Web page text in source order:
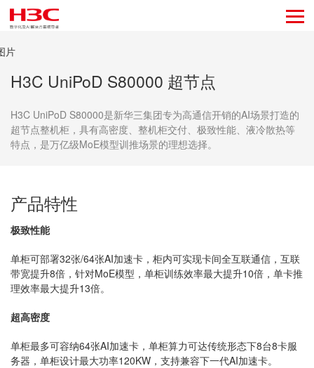
H3C UniPoD S80000 超节点
H3C UniPoD S80000是新华三集团专为高通信开销的AI场景打造的
超节点整机柜，具有高密度、整机柜交付、极致性能、液冷散热等
特点，是万亿级MoE模型训推场景的理想选择。
产品特性
极致性能
单柜可部署32张/64张AI加速卡，柜内可实现卡间全互联通信，互联
带宽提升8倍，针对MoE模型，单柜训练效率最大提升10倍，单卡推
理效率最大提升13倍。
超高密度
单柜最多可容纳64张AI加速卡，单柜算力可达传统形态下8台8卡服
务器，单柜设计最大功率120KW，支持兼容下一代AI加速卡。